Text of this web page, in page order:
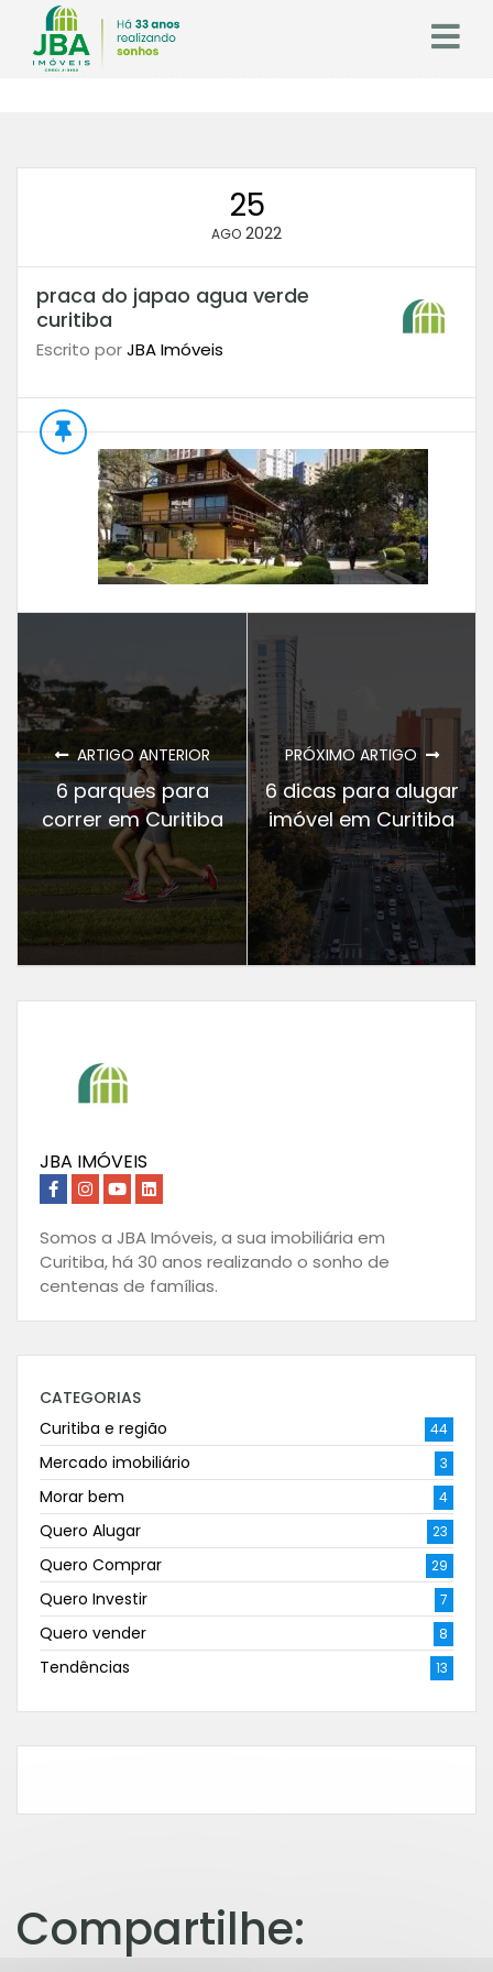
25
AGO 2022
praca do japao agua verde
curitiba
Escrito porJBA Imóveis
ARTIGO ANTERIOR
6 parques para
correr em Curitiba
PRÓXIMO ARTIGO
6 dicas para alugar
imóvel em Curitiba
JBA IMÓVEIS
Somos a JBA Imóveis, a sua imobiliária em
Curitiba, há 30 anos realizando o sonho de
centenas de famílias.
CATEGORIAS
Curitiba e região
44
Mercado imobiliário 3
Morar bem 4
Quero Alugar 23
Quero Comprar 29
Quero Investir 7
Quero vender 8
Tendências 13
Compartilhe: